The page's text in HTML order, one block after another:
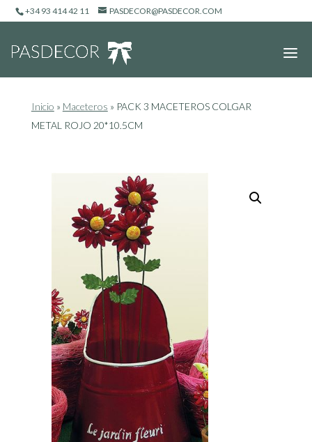
+34 93 414 42 11 PASDECOR@PASDECOR.COM
Inicio » Maceteros » PACK 3 MACETEROS COLGAR
METAL ROJO 20*10.5CM